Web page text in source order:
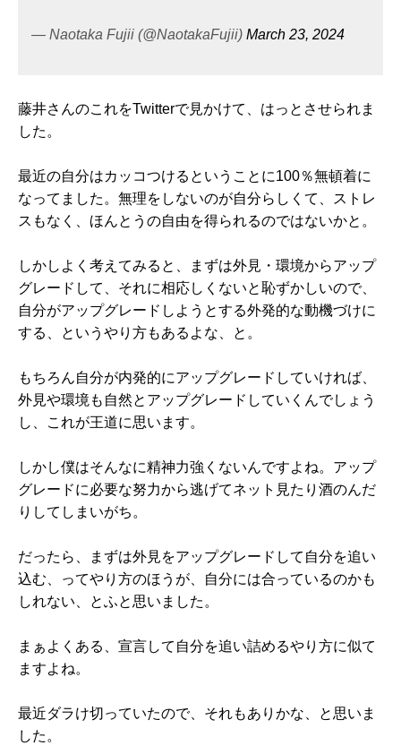
— Naotaka Fujii (@NaotakaFujii) March 23, 2024
藤井さんのこれをTwitterで見かけて、はっとさせられま
した。
最近の自分はカッコつけるということに100％無頓着に
なってました。無理をしないのが自分らしくて、ストレ
スもなく、ほんとうの自由を得られるのではないかと。
しかしよく考えてみると、まずは外見・環境からアップ
グレードして、それに相応しくないと恥ずかしいので、
自分がアップグレードしようとする外発的な動機づけに
する、というやり方もあるよな、と。
もちろん自分が内発的にアップグレードしていければ、
外見や環境も自然とアップグレードしていくんでしょう
し、これが王道に思います。
しかし僕はそんなに精神力強くないんですよね。アップ
グレードに必要な努力から逃げてネット見たり酒のんだ
りしてしまいがち。
だったら、まずは外見をアップグレードして自分を追い
込む、ってやり方のほうが、自分には合っているのかも
しれない、とふと思いました。
まぁよくある、宣言して自分を追い詰めるやり方に似て
ますよね。
最近ダラけ切っていたので、それもありかな、と思いま
した。